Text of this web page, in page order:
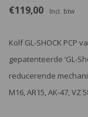
€119,00 Incl. btw
Kolf GL-SHOCK PCP
gepatenteerde ‘GL-
reducerende
M16, AR15, AK-47, VZ